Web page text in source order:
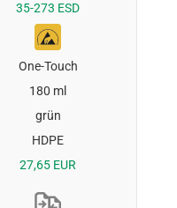
35-273 ESD
One-Touch
180 ml
grün
HDPE
27,65 EUR